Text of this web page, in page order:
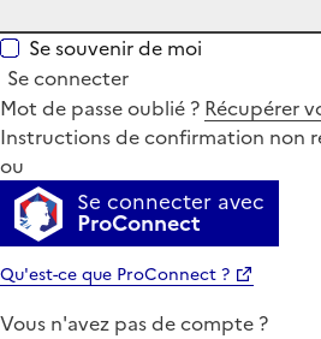
Se souvenir de moi
Se connecter
Mot de passe oublié ? Récupérer
Instructions de confirmation non
ou
Se connecter avec
ProConnect
Qu'est-ce que ProConnect ?
Vous n'avez pas de compte ?